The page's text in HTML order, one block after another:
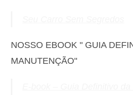
NOSSO EBOOK " GUIA
MANUTENÇÃO"